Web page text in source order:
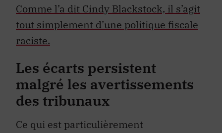
Comme l’a dit Cindy Blackstock, il s’agit
tout simplement d’une politique fiscale
raciste.
Les écarts persistent
malgré les avertissements
des tribunaux
Ce qui est particulièrement